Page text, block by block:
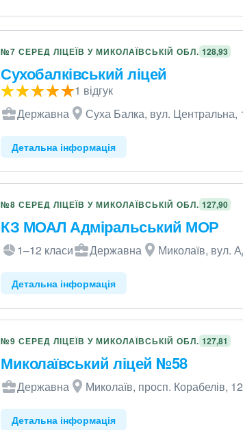
№7 СЕРЕД ЛІЦЕЇВ У МИКОЛАЇВСЬКІЙ ОБЛ. 128,93
Сухобалківський ліцей
1 відгук
Державна
Суха Балка, вул. Центральна,
Детальна інформація
№8 СЕРЕД ЛІЦЕЇВ У МИКОЛАЇВСЬКІЙ ОБЛ. 127,90
КЗ МОАЛ Адміральський МОР
1–12 класи Державна Миколаїв, вул.
Детальна інформація
№9 СЕРЕД ЛІЦЕЇВ У МИКОЛАЇВСЬКІЙ ОБЛ. 127,81
Миколаївський ліцей №58
Державна Миколаїв, просп. Корабелів,
Детальна інформація